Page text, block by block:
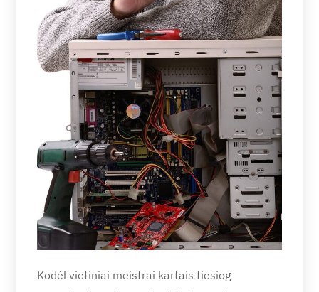
Kodėl vietiniai meistrai kartais tiesiog